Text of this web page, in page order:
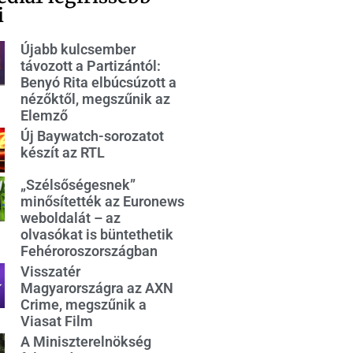
Újabb kulcsember
távozott a Partizántól:
Benyó Rita elbúcsúzott a
nézőktől, megszűnik az
Elemző
Új Baywatch-sorozatot
készít az RTL
„Szélsőségesnek”
minősítették az Euronews
weboldalát – az
olvasókat is büntethetik
Fehéroroszországban
Visszatér
Magyarországra az AXN
Crime, megszűnik a
Viasat Film
A Miniszterelnökség